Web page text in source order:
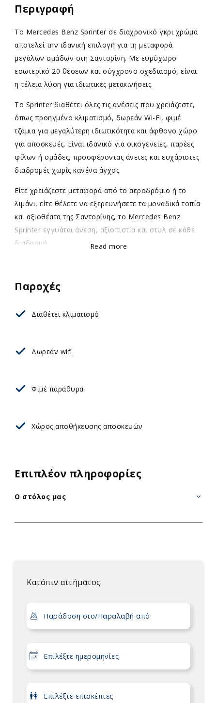
Κατόπιν αιτήματος
Περιγραφή
Το Mercedes Benz Sprinter σε διαχρονικό γκρι χρώμα
αποτελεί την ιδανική επιλογή για τη μεταφορά
μεγάλων ομάδων στη Σαντορίνη. Με ευρύχωρο
εσωτερικό 20 θέσεων και σύγχρονο σχεδιασμό, είναι
η τέλεια λύση για ιδιωτικές μετακινήσεις.
Το Sprinter διαθέτει όλες τις ανέσεις που χρειάζεστε,
όπως προηγμένο κλιματισμό, δωρεάν Wi-Fi, φιμέ
τζάμια για μεγαλύτερη ιδιωτικότητα και άφθονο χώρο
για αποσκευές. Είναι ιδανικό για οικογένειες, παρέες
φίλων ή ομάδες, προσφέροντας άνετες και ευχάριστες
διαδρομές χωρίς κανένα άγχος.
Είτε χρειάζεστε μεταφορά από το αεροδρόμιο ή το
λιμάνι, είτε θέλετε να εξερευνήσετε τα μοναδικά τοπία
και αξιοθέατα της Σαντορίνης, το Mercedes Benz
Sprinter εγγυάται άνεση, αξιοπιστία και στυλ σε κάθε
διαδρομή.
Read more
Παροχές
Διαθέτει κλιματισμό
Δωρεάν wifi
Φιμέ παράθυρα
Χώρος αποθήκευσης αποσκευών
Επιπλέον πληροφορίες
Ο στόλος μας